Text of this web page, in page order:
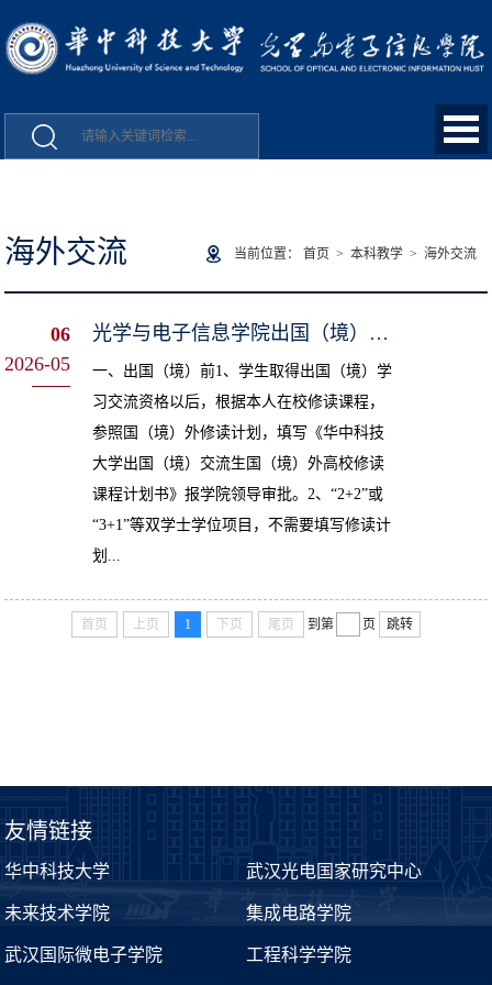
海外交流 当前位置： 首页 > 本科教学> 海外交流
06
2026-05
光学与电子信息学院出国（境）交流教务管理细则
一、出国（境）前1、学生取得出国（境）学
习交流资格以后，根据本人在校修读课程，
参照国（境）外修读计划，填写《华中科技
大学出国（境）交流生国（境）外高校修读
课程计划书》报学院领导审批。2、“2+2”或
“3+1”等双学士学位项目，不需要填写修读计
划...
首页 上页 1 下页 尾页 到第 页 跳转
友情链接
华中科技大学 武汉光电国家研究中心
未来技术学院 集成电路学院
武汉国际微电子学院 工程科学学院